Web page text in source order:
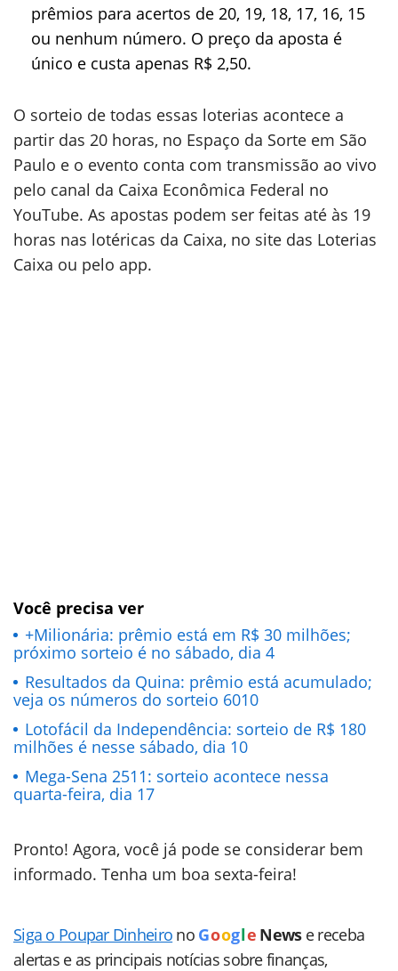
prêmios para acertos de 20, 19, 18, 17, 16, 15
ou nenhum número. O preço da aposta é
único e custa apenas R$ 2,50.
O sorteio de todas essas loterias acontece a
partir das 20 horas, no Espaço da Sorte em São
Paulo e o evento conta com transmissão ao vivo
pelo canal da Caixa Econômica Federal no
YouTube. As apostas podem ser feitas até às 19
horas nas lotéricas da Caixa, no site das Loterias
Caixa ou pelo app.
Você precisa ver
+Milionária: prêmio está em R$ 30 milhões;
próximo sorteio é no sábado, dia 4
Resultados da Quina: prêmio está acumulado;
veja os números do sorteio 6010
Lotofácil da Independência: sorteio de R$ 180
milhões é nesse sábado, dia 10
Mega-Sena 2511: sorteio acontece nessa
quarta-feira, dia 17
Pronto! Agora, você já pode se considerar bem
informado. Tenha um boa sexta-feira!
Siga o Poupar Dinheiro no Goog le News e receba
alertas e as principais notícias sobre finanças,